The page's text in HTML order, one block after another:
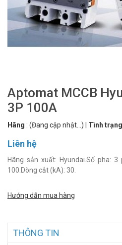
Aptomat MCCB
3P 100A
Hãng : (Đang cập nhật...) Tình trạng
Liên hệ
Hãng sản xuất: Hyundai.Số pha:
100.Dòng cắt (kA): 30.
Hướng dẫn mua hàng
THÔNG TIN